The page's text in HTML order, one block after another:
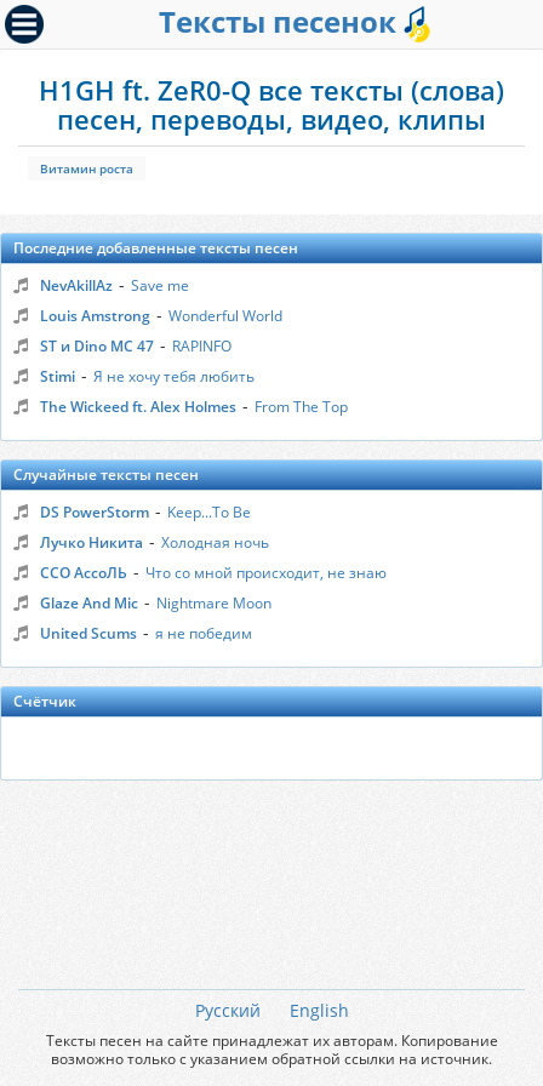
Тексты песенок
H1GH ft. ZeR0-Q все тексты (слова)
песен, переводы, видео, клипы
Витамин роста
Последние добавленные тексты песен
NevAkillAz - Save me
Louis Amstrong - Wonderful World
ST и Dino MC 47 - RAPINFO
Stimi - Я не хочу тебя любить
The Wickeed ft. Alex Holmes - From The Top
Случайные тексты песен
DS PowerStorm - Keep...To Be
Лучко Никита - Холодная ночь
ССО АссоЛЬ - Что со мной происходит, не знаю
Glaze And Mic - Nightmare Moon
United Scums - я не победим
Счётчик
Русский English
Тексты песен на сайте принадлежат их авторам. Копирование
возможно только с указанием обратной ссылки на источник.